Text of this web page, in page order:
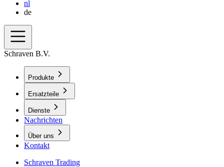
nl
de
Schraven B.V.
Produkte
Ersatzteile
Dienste
Nachrichten
Über uns
Kontakt
Schraven Trading